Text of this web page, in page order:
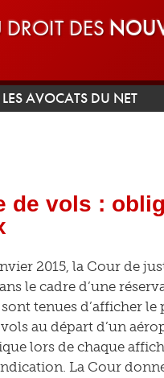
DROIT DES
LES AVOCATS DU NET
de vols :
2015, la Cour de
le cadre d’une
tenues d’afficher
au départ d’un
lors de chaque
La Cour